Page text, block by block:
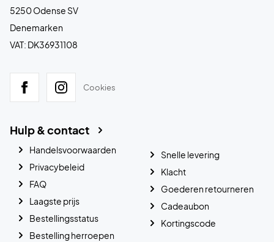
5250 Odense SV
Denemarken
VAT: DK36931108
Cookies
Hulp & contact
Handelsvoorwaarden
Privacybeleid
FAQ
Laagste prijs
Bestellingsstatus
Bestelling herroepen
Snelle levering
Klacht
Goederen retourneren
Cadeaubon
Kortingscode